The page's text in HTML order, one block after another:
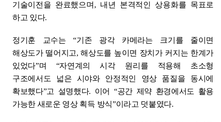
기술이전을 완료했으며, 내년 본격적인 상용화를 목표로
하고 있다.
정기훈 교수는 “기존 광각 카메라는 크기를 줄이면
해상도가 떨어지고, 해상도를 높이면 장치가 커지는 한계가
있었다”며 “자연계의 시각 원리를 적용해 초소형
구조에서도 넓은 시야와 안정적인 영상 품질을 동시에
확보했다”고 설명했다. 이어 “공간 제약 환경에서도 활용
가능한 새로운 영상 획득 방식”이라고 덧붙였다.